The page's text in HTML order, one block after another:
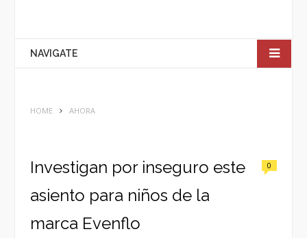
NAVIGATE
HOME AHORA
Investigan por inseguro este
asiento para niños de la
marca Evenflo
0